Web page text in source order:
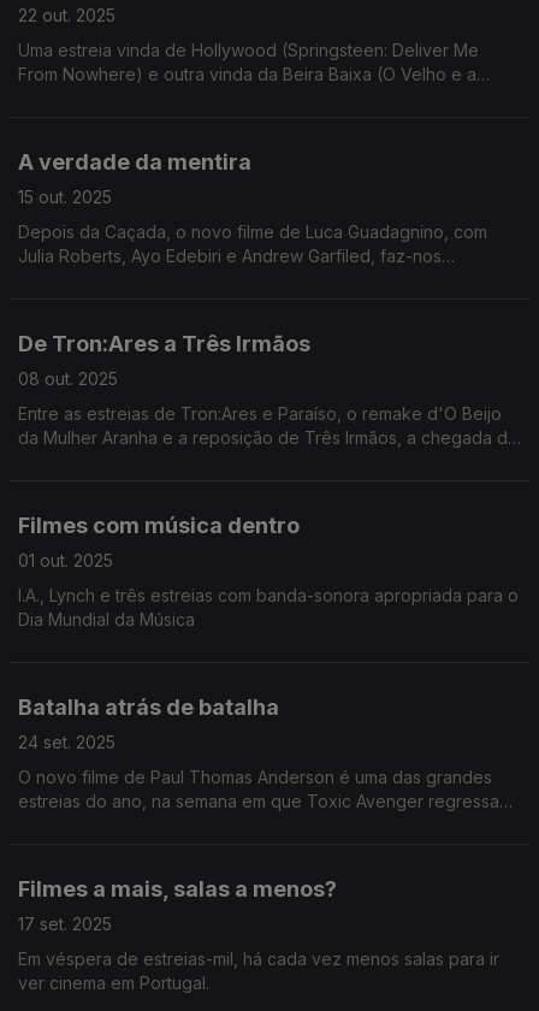
22 out. 2025
Uma estreia vinda de Hollywood (Springsteen: Deliver Me
From Nowhere) e outra vinda da Beira Baixa (O Velho e a
A verdade da mentira
15 out. 2025
Depois da Caçada, o novo filme de Luca Guadagnino, com
Julia Roberts, Ayo Edebiri e Andrew Garfiled, faz-nos
De Tron:Ares a Três Irmãos
08 out. 2025
Entre as estreias de Tron:Ares e Paraíso, o remake d'O Beijo
da Mulher Aranha e a reposição de Três Irmãos, a chegada do
Filmes com música dentro
01 out. 2025
I.A., Lynch e três estreias com banda-sonora apropriada para o
Dia Mundial da Música
Batalha atrás de batalha
24 set. 2025
O novo filme de Paul Thomas Anderson é uma das grandes
estreias do ano, na semana em que Toxic Avenger regressa
Filmes a mais, salas a menos?
17 set. 2025
Em véspera de estreias-mil, há cada vez menos salas para ir
ver cinema em Portugal.